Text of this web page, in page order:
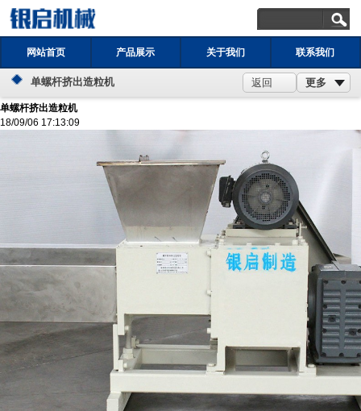
网站首页 产品展示 关于我们 联系我们
单螺杆挤出造粒机 更多
返回
单螺杆挤出造粒机
18/09/06 17:13:09